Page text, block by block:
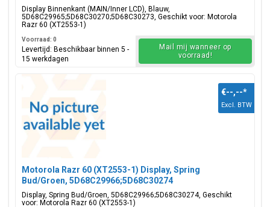
5D68C29965;5D68C30270;5D68C30273
Display Binnenkant (MAIN/Inner LCD), Blauw,
5D68C29965;5D68C30270;5D68C30273, Geschikt voor: Motorola
Razr 60 (XT2553-1)
Voorraad: 0
Levertijd: Beschikbaar binnen 5 -
15 werkdagen
Mail mij wanneer op
voorraad!
Motorola Razr 60 (XT2553-1) Display, Spring
Bud/Groen, 5D68C29966;5D68C30274
Display, Spring Bud/Groen, 5D68C29966;5D68C30274, Geschikt
voor: Motorola Razr 60 (XT2553-1)
€--,--*
Excl. BTW